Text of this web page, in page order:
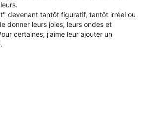
devenant tantôt figuratif, tantôt irréel ou
donner leurs joies, leurs ondes et
certaines, j'aime leur ajouter un